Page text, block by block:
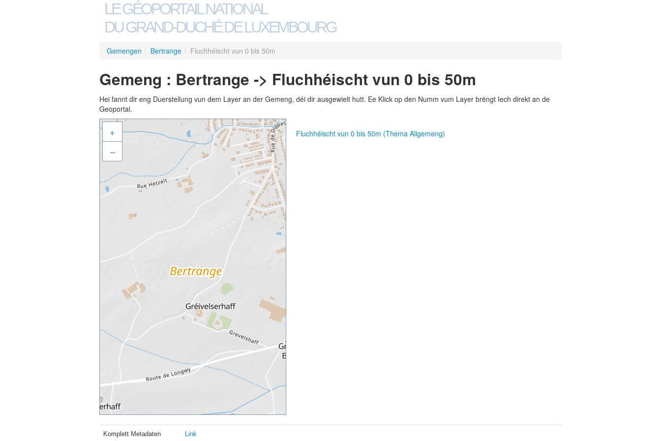
LE GÉOPORTAIL NATIONAL
DU GRAND-DUCHÉ DE LUXEMBOURG
Gemengen / Bertrange / Fluchhéischt vun 0 bis 50m
Gemeng : Bertrange -> Fluchhéischt vun 0 bis 50m
Hei fannt dir eng Duerstellung vun dem Layer an der Gemeng, déi dir ausgewielt hutt. Ee Klick op den Numm vum Layer brëngt Iech direkt an de
Geoportal.
+
–
Fluchhéischt vun 0 bis 50m (Thema Allgemeng)
Komplett Metadaten Link